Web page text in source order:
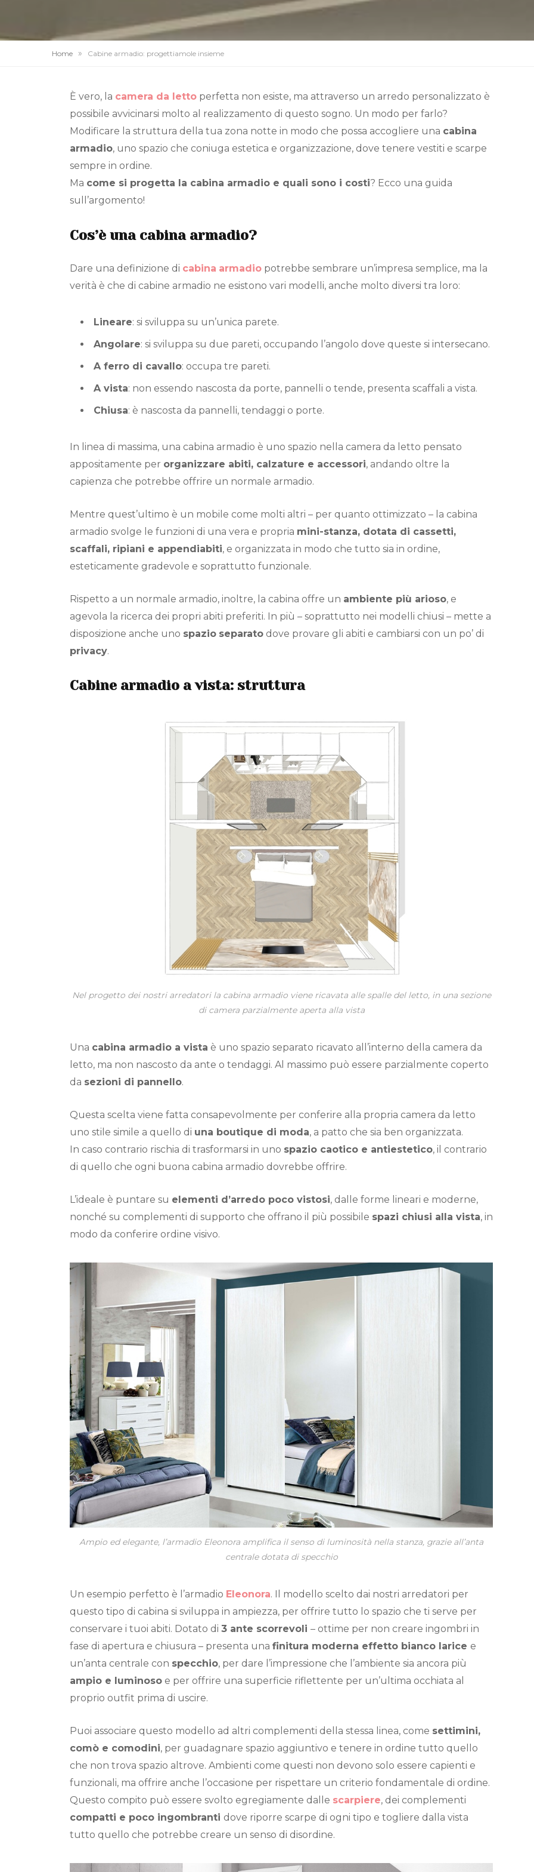
Home » Cabine armadio: progettiamole insieme
È vero, la camera da lettoperfetta non esiste, ma attraverso un arredo personalizzato è
possibile avvicinarsi molto al realizzamento di questo sogno. Un modo per farlo?
Modificare la struttura della tua zona notte in modo che possa accogliere una cabina
armadio, uno spazio che coniuga estetica e organizzazione, dove tenere vestiti e scarpe
sempre in ordine.
Ma come si progetta la cabina armadio e quali sono i costi? Ecco una guida
sull’argomento!
Cos’è una cabina armadio?
Dare una definizione di cabina armadiopotrebbe sembrare un’impresa semplice, ma la
verità è che di cabine armadio ne esistono vari modelli, anche molto diversi tra loro:
Lineare: si sviluppa su un’unica parete.
Angolare: si sviluppa su due pareti, occupando l’angolo dove queste si intersecano.
A ferro di cavallo: occupa tre pareti.
A vista: non essendo nascosta da porte, pannelli o tende, presenta scaffali a vista.
Chiusa: è nascosta da pannelli, tendaggi o porte.
In linea di massima, una cabina armadio è uno spazio nella camera da letto pensato
appositamente per organizzare abiti, calzature e accessori, andando oltre la
capienza che potrebbe offrire un normale armadio.
Mentre quest’ultimo è un mobile come molti altri – per quanto ottimizzato – la cabina
armadio svolge le funzioni di una vera e propria mini-stanza, dotata di cassetti,
scaffali, ripiani e appendiabiti, e organizzata in modo che tutto sia in ordine,
esteticamente gradevole e soprattutto funzionale.
Rispetto a un normale armadio, inoltre, la cabina offre un ambiente più arioso, e
agevola la ricerca dei propri abiti preferiti. In più – soprattutto nei modelli chiusi – mette a
disposizione anche uno spazio separatodove provare gli abiti e cambiarsi con un po’ di
privacy.
Cabine armadio a vista: struttura
Nel progetto dei nostri arredatori la cabina armadio viene ricavata alle spalle del letto, in una sezione
di camera parzialmente aperta alla vista
Una cabina armadio a vista è uno spazio separato ricavato all’interno della camera da
letto, ma non nascosto da ante o tendaggi. Al massimo può essere parzialmente coperto
da sezioni di pannello.
Questa scelta viene fatta consapevolmente per conferire alla propria camera da letto
uno stile simile a quello di una boutique di moda, a patto che sia ben organizzata.
In caso contrario rischia di trasformarsi in uno spazio caotico e antiestetico, il contrario
di quello che ogni buona cabina armadio dovrebbe offrire.
L’ideale è puntare su elementi d’arredo poco vistosi, dalle forme lineari e moderne,
nonché su complementi di supporto che offrano il più possibile spazi chiusi alla vista, in
modo da conferire ordine visivo.
Ampio ed elegante, l’armadio Eleonora amplifica il senso di luminosità nella stanza, grazie all’anta
centrale dotata di specchio
Un esempio perfetto è l’armadio Eleonora. Il modello scelto dai nostri arredatori per
questo tipo di cabina si sviluppa in ampiezza, per offrire tutto lo spazio che ti serve per
conservare i tuoi abiti. Dotato di 3 ante scorrevoli – ottime per non creare ingombri in
fase di apertura e chiusura – presenta una finitura moderna effetto bianco larice e
un’anta centrale con specchio, per dare l’impressione che l’ambiente sia ancora più
ampio e luminosoe per offrire una superficie riflettente per un’ultima occhiata al
proprio outfit prima di uscire.
Puoi associare questo modello ad altri complementi della stessa linea, come settimini,
comò e comodini, per guadagnare spazio aggiuntivo e tenere in ordine tutto quello
che non trova spazio altrove. Ambienti come questi non devono solo essere capienti e
funzionali, ma offrire anche l’occasione per rispettare un criterio fondamentale di ordine.
Questo compito può essere svolto egregiamente dalle scarpiere, dei complementi
compatti e poco ingombranti dove riporre scarpe di ogni tipo e togliere dalla vista
tutto quello che potrebbe creare un senso di disordine.